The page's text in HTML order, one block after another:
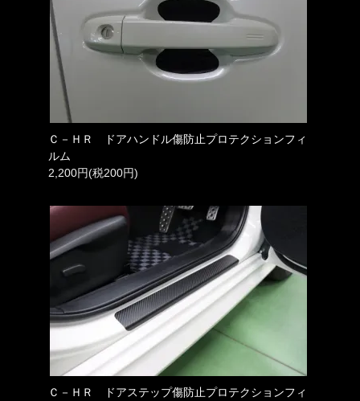
Ｃ－ＨＲ ドアハンドル傷防止プロテクションフィ
ルム
2,200円(税200円)
Ｃ－ＨＲ ドアステップ傷防止プロテクションフィ